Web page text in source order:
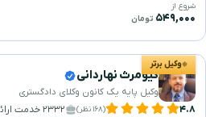
شروع از
۵۴۹,۰۰۰ تومان
وکیل برتر
کیومرث نهاردانی
وکیل پایه یک کانون وکلای دادگستری
۴.۸ (۱۶۸ نظر) ۲۳۳۲ خدمت ارائه‌شده